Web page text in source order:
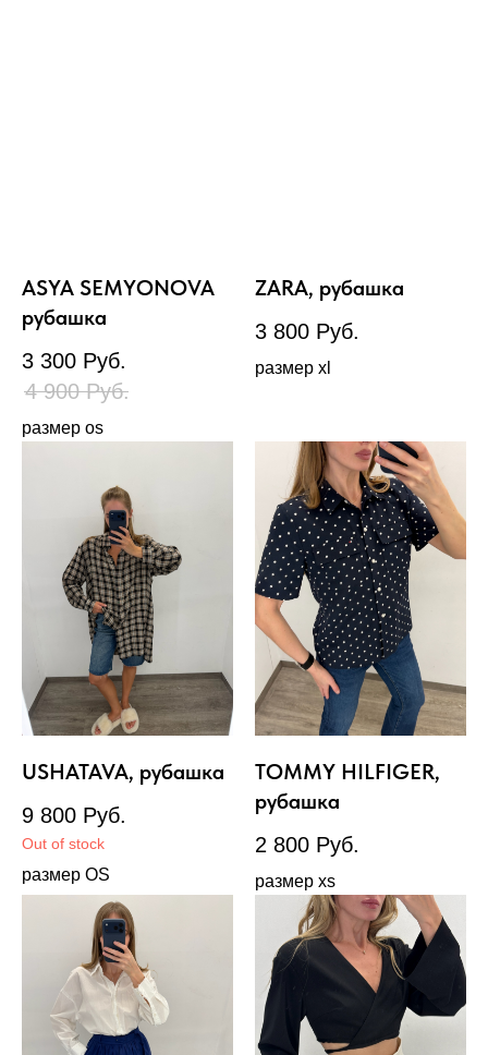
ASYA SEMYONOVA
рубашка
3 300 Руб.
4 900 Руб.
размер os
ZARA, рубашка
3 800 Руб.
размер xl
USHATAVA, рубашка
9 800 Руб.
Out of stock
размер OS
TOMMY HILFIGER,
рубашка
2 800 Руб.
размер xs